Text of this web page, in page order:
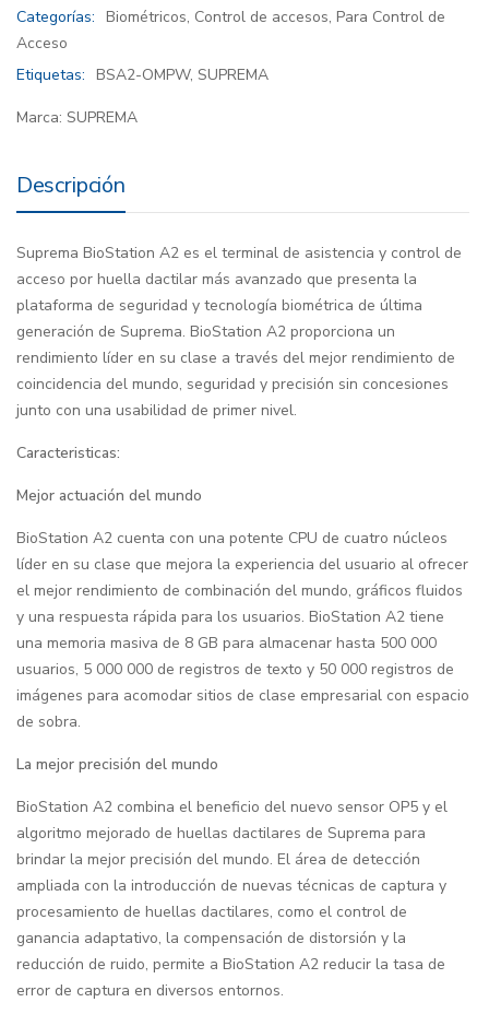
Categorías: Biométricos, Control de accesos, Para Control de
Acceso
Etiquetas: BSA2-OMPW, SUPREMA
Marca: SUPREMA
Descripción
Suprema BioStation A2 es el terminal de asistencia y control de
acceso por huella dactilar más avanzado que presenta la
plataforma de seguridad y tecnología biométrica de última
generación de Suprema. BioStation A2 proporciona un
rendimiento líder en su clase a través del mejor rendimiento de
coincidencia del mundo, seguridad y precisión sin concesiones
junto con una usabilidad de primer nivel.
Caracteristicas:
Mejor actuación del mundo
BioStation A2 cuenta con una potente CPU de cuatro núcleos
líder en su clase que mejora la experiencia del usuario al ofrecer
el mejor rendimiento de combinación del mundo, gráficos fluidos
y una respuesta rápida para los usuarios. BioStation A2 tiene
una memoria masiva de 8 GB para almacenar hasta 500 000
usuarios, 5 000 000 de registros de texto y 50 000 registros de
imágenes para acomodar sitios de clase empresarial con espacio
de sobra.
La mejor precisión del mundo
BioStation A2 combina el beneficio del nuevo sensor OP5 y el
algoritmo mejorado de huellas dactilares de Suprema para
brindar la mejor precisión del mundo. El área de detección
ampliada con la introducción de nuevas técnicas de captura y
procesamiento de huellas dactilares, como el control de
ganancia adaptativo, la compensación de distorsión y la
reducción de ruido, permite a BioStation A2 reducir la tasa de
error de captura en diversos entornos.